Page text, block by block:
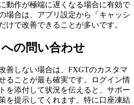
動作が極端に遅くなる場合に有効で
場合は、アプリ設定から「キャッシ
けで改善できることが多いです。
の問い合わせ
善しない場合は、FXGTのカスタマ
ることが最も確実です。ログイン情
を添付して状況を伝えると、サポー
を提示してくれます。特に口座凍結